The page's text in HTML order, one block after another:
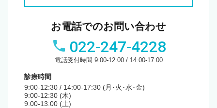
お電話でのお問い合わせ
022-247-4228
電話受付時間 9:00-12:00 / 14:00-17:00
診療時間
9:00-12:30 / 14:00-17:30 (月･火･水･金)
9:00-12:30 (木)
9:00-13:00 (土)